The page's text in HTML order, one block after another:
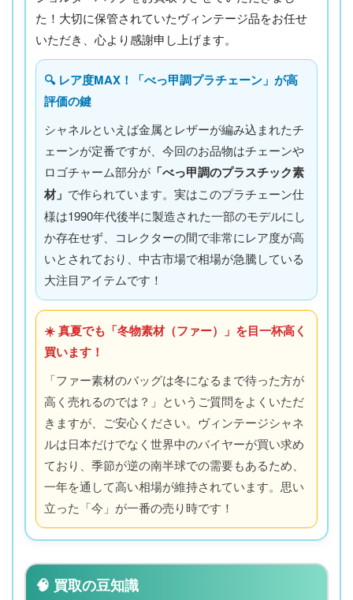
た！大切に保管されていたヴィンテージ品をお任せ
いただき、心より感謝申し上げます。
🔍 レア度MAX！「べっ甲調プラチェーン」が高
評価の鍵
シャネルといえば金属とレザーが編み込まれたチ
ェーンが定番ですが、今回のお品物はチェーンや
ロゴチャーム部分が 「べっ甲調のプラスチック素
材」 で作られています。実はこのプラチェーン仕
様は1990年代後半に製造された一部のモデルにし
か存在せず、コレクターの間で非常にレア度が高
いとされており、中古市場で相場が急騰している
大注目アイテムです！
☀️ 真夏でも「冬物素材（ファー）」を目一杯高く
買います！
「ファー素材のバッグは冬になるまで待った方が
高く売れるのでは？」というご質問をよくいただ
きますが、ご安心ください。ヴィンテージシャネ
ルは日本だけでなく世界中のバイヤーが買い求め
ており、季節が逆の南半球での需要もあるため、
一年を通して高い相場が維持されています。思い
立った「今」が一番の売り時です！
🧠 買取の豆知識